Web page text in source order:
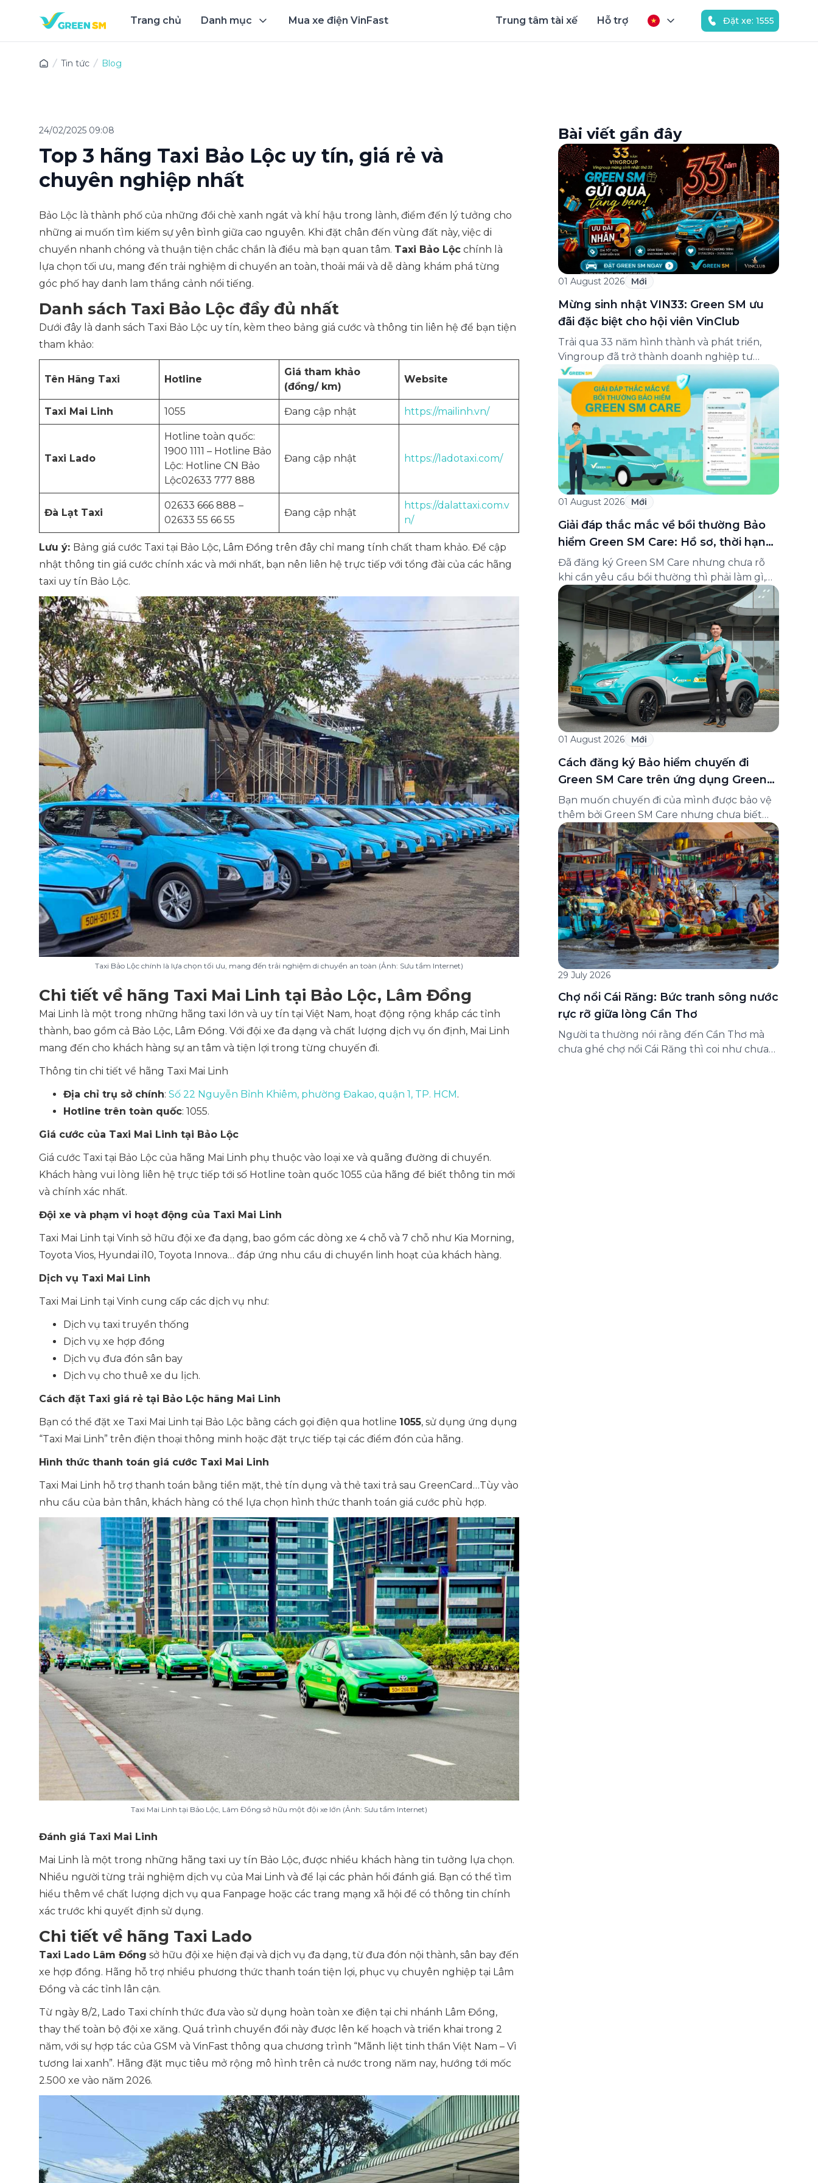
Trang chủ Danh mục Mua xe điện VinFast Trung tâm tài xế Hỗ trợ Đặt xe: 1555
Tin tức Blog
24/02/2025 09:08
Top 3 hãng Taxi Bảo Lộc uy tín, giá rẻ và
chuyên nghiệp nhất
Bảo Lộc là thành phố của những đồi chè xanh ngát và khí hậu trong lành, điểm đến lý tưởng cho
những ai muốn tìm kiếm sự yên bình giữa cao nguyên. Khi đặt chân đến vùng đất này, việc di
chuyển nhanh chóng và thuận tiện chắc chắn là điều mà bạn quan tâm. Taxi Bảo Lộc chính là
lựa chọn tối ưu, mang đến trải nghiệm di chuyển an toàn, thoải mái và dễ dàng khám phá từng
góc phố hay danh lam thắng cảnh nổi tiếng.
Danh sách Taxi Bảo Lộc đầy đủ nhất
Dưới đây là danh sách Taxi Bảo Lộc uy tín, kèm theo bảng giá cước và thông tin liên hệ để bạn tiện
tham khảo:
Tên Hãng Taxi Hotline
Giá tham khảo
(đồng/ km)
Website
Taxi Mai Linh 1055 Đang cập nhật https://mailinh.vn/
Taxi Lado
Hotline toàn quốc:
1900 1111 – Hotline Bảo
Lộc: Hotline CN Bảo
Lộc02633 777 888
Đang cập nhật https://ladotaxi.com/
Đà Lạt Taxi
02633 666 888 –
02633 55 66 55
Đang cập nhật
https://dalattaxi.com.v
n/
Lưu ý: Bảng giá cước Taxi tại Bảo Lộc, Lâm Đồng trên đây chỉ mang tính chất tham khảo. Để cập
nhật thông tin giá cước chính xác và mới nhất, bạn nên liên hệ trực tiếp với tổng đài của các hãng
taxi uy tín Bảo Lộc.
Taxi Bảo Lộc chính là lựa chọn tối ưu, mang đến trải nghiệm di chuyển an toàn (Ảnh: Sưu tầm Internet)
Chi tiết về hãng Taxi Mai Linh tại Bảo Lộc, Lâm Đồng
Mai Linh là một trong những hãng taxi lớn và uy tín tại Việt Nam, hoạt động rộng khắp các tỉnh
thành, bao gồm cả Bảo Lộc, Lâm Đồng. Với đội xe đa dạng và chất lượng dịch vụ ổn định, Mai Linh
mang đến cho khách hàng sự an tâm và tiện lợi trong từng chuyến đi.
Thông tin chi tiết về hãng Taxi Mai Linh
Địa chỉ trụ sở chính: Số 22 Nguyễn Bỉnh Khiêm, phường Đakao, quận 1, TP. HCM.
Hotline trên toàn quốc: 1055.
Giá cước của Taxi Mai Linh tại Bảo Lộc
Giá cước Taxi tại Bảo Lộc của hãng Mai Linh phụ thuộc vào loại xe và quãng đường di chuyển.
Khách hàng vui lòng liên hệ trực tiếp tới số Hotline toàn quốc 1055 của hãng để biết thông tin mới
và chính xác nhất.
Đội xe và phạm vi hoạt động của Taxi Mai Linh
Taxi Mai Linh tại Vinh sở hữu đội xe đa dạng, bao gồm các dòng xe 4 chỗ và 7 chỗ như Kia Morning,
Toyota Vios, Hyundai i10, Toyota Innova… đáp ứng nhu cầu di chuyển linh hoạt của khách hàng.
Dịch vụ Taxi Mai Linh
Taxi Mai Linh tại Vinh cung cấp các dịch vụ như:
Dịch vụ taxi truyền thống
Dịch vụ xe hợp đồng
Dịch vụ đưa đón sân bay
Dịch vụ cho thuê xe du lịch.
Cách đặt Taxi giá rẻ tại Bảo Lộc hãng Mai Linh
Bạn có thể đặt xe Taxi Mai Linh tại Bảo Lộc bằng cách gọi điện qua hotline 1055, sử dụng ứng dụng
“Taxi Mai Linh” trên điện thoại thông minh hoặc đặt trực tiếp tại các điểm đón của hãng.
Hình thức thanh toán giá cước Taxi Mai Linh
Taxi Mai Linh hỗ trợ thanh toán bằng tiền mặt, thẻ tín dụng và thẻ taxi trả sau GreenCard…Tùy vào
nhu cầu của bản thân, khách hàng có thể lựa chọn hình thức thanh toán giá cước phù hợp.
Taxi Mai Linh tại Bảo Lộc, Lâm Đồng sở hữu một đội xe lớn (Ảnh: Sưu tầm Internet)
Đánh giá Taxi Mai Linh
Mai Linh là một trong những hãng taxi uy tín Bảo Lộc, được nhiều khách hàng tin tưởng lựa chọn.
Nhiều người từng trải nghiệm dịch vụ của Mai Linh và để lại các phản hồi đánh giá. Bạn có thể tìm
hiểu thêm về chất lượng dịch vụ qua Fanpage hoặc các trang mạng xã hội để có thông tin chính
xác trước khi quyết định sử dụng.
Chi tiết về hãng Taxi Lado
Taxi Lado Lâm Đồng sở hữu đội xe hiện đại và dịch vụ đa dạng, từ đưa đón nội thành, sân bay đến
xe hợp đồng. Hãng hỗ trợ nhiều phương thức thanh toán tiện lợi, phục vụ chuyên nghiệp tại Lâm
Đồng và các tỉnh lân cận.
Từ ngày 8/2, Lado Taxi chính thức đưa vào sử dụng hoàn toàn xe điện tại chi nhánh Lâm Đồng,
thay thế toàn bộ đội xe xăng. Quá trình chuyển đổi này được lên kế hoạch và triển khai trong 2
năm, với sự hợp tác của GSM và VinFast thông qua chương trình “Mãnh liệt tinh thần Việt Nam – Vì
tương lai xanh”. Hãng đặt mục tiêu mở rộng mô hình trên cả nước trong năm nay, hướng tới mốc
2.500 xe vào năm 2026.
Bài viết gần đây
01 August 2026 Mới
Mừng sinh nhật VIN33: Green SM ưu
đãi đặc biệt cho hội viên VinClub
Trải qua 33 năm hình thành và phát triển,
Vingroup đã trở thành doanh nghiệp tư
nhân đa ngành lớn nhất Việt Nam, lọt Top 30
doanh nghiệp lớn nhất Đông Nam Á theo
bảng xếp hạng của Tạp chí Fortune (Mỹ).
Nhân kỷ niệm 33 năm thành lập (8/8/1993
đến 8/8/2026), Green SM trân […]
01 August 2026 Mới
Giải đáp thắc mắc về bồi thường Bảo
hiểm Green SM Care: Hồ sơ, thời hạn
và cách liên hệ hỗ trợ
Đã đăng ký Green SM Care nhưng chưa rõ
khi cần yêu cầu bồi thường thì phải làm gì,
hồ sơ ra sao, hay giấy chứng nhận bảo hiểm
tìm ở đâu? Bài viết này tổng hợp đầy đủ các
câu hỏi thường gặp nhất về quy trình bồi
thường và hỗ trợ của Green […]
01 August 2026 Mới
Cách đăng ký Bảo hiểm chuyến đi
Green SM Care trên ứng dụng Green
SM
Bạn muốn chuyến đi của mình được bảo vệ
thêm bởi Green SM Care nhưng chưa biết
đăng ký ở đâu? Bài viết dưới đây sẽ hướng
dẫn chi tiết cách tham gia (và hủy tham gia)
gói bảo hiểm này ngay trên ứng dụng Green
SM, cùng những lưu ý quan trọng trước khi
[…]
29 July 2026
Chợ nổi Cái Răng: Bức tranh sông nước
rực rỡ giữa lòng Cần Thơ
Người ta thường nói rằng đến Cần Thơ mà
chưa ghé chợ nổi Cái Răng thì coi như chưa